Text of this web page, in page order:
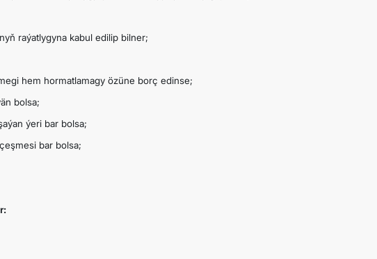
raýatlygyna kabul edilip bilner;
hem hormatlamagy özüne borç edinse;
bolsa;
ýeri bar bolsa;
bar bolsa;